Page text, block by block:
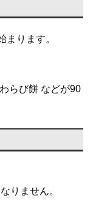
ります。
らび餅 などが90
りません。